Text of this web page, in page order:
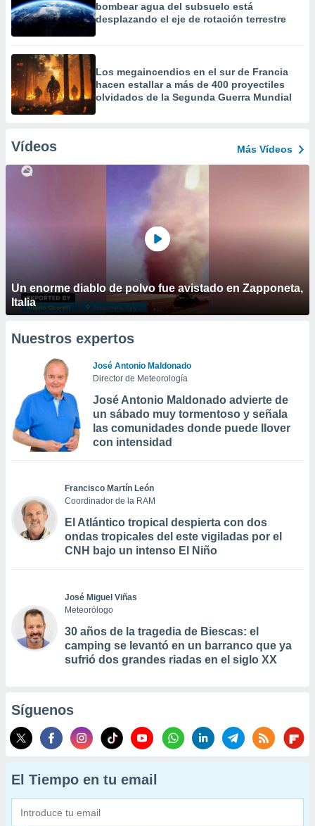
bombear agua del subsuelo está
desplazando el eje de rotación terrestre
Los megaincendios en el sur de Francia
hacen estallar a más de 400 proyectiles
olvidados de la Segunda Guerra Mundial
Vídeos Más Vídeos
Un enorme diablo de polvo fue avistado en Zapponeta,
Italia
Nuestros expertos
José Antonio Maldonado
Director de Meteorología
José Antonio Maldonado advierte de
un sábado muy tormentoso y señala
las comunidades donde puede llover
con intensidad
Francisco Martín León
Coordinador de la RAM
El Atlántico tropical despierta con dos
ondas tropicales del este vigiladas por el
CNH bajo un intenso El Niño
José Miguel Viñas
Meteorólogo
30 años de la tragedia de Biescas: el
camping se levantó en un barranco que ya
sufrió dos grandes riadas en el siglo XX
Síguenos
El Tiempo en tu email